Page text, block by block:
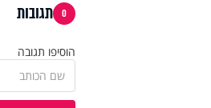
0 תגובות
הוסיפו תגובה